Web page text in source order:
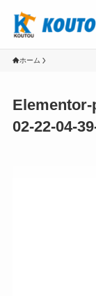
ホーム
Elementor-
02-22-04-